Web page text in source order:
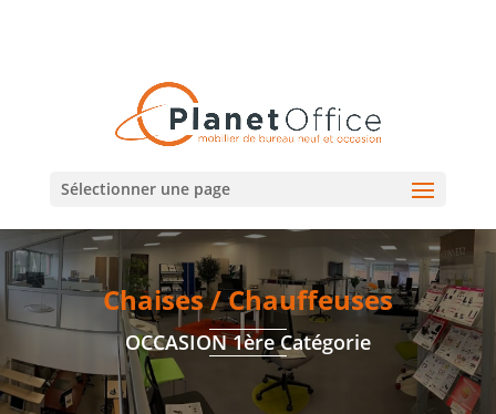
Sélectionner une page
Chaises / Chauffeuses
OCCASION 1ère Catégorie